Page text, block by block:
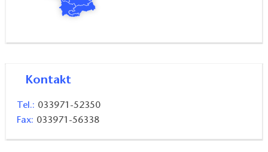
Kontakt
Tel.: 033971-52350
Fax: 033971-56338